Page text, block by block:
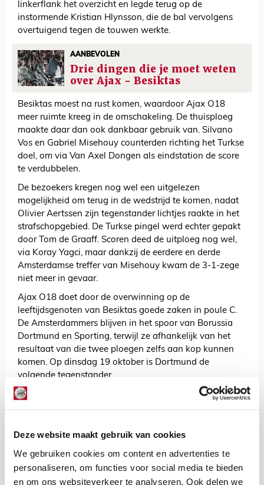
Deze website maakt gebruik van cookies
We gebruiken cookies om content en advertenties te
personaliseren, om functies voor social media te bieden
en om ons websiteverkeer te analyseren. Ook delen we
linkerflank het overzicht en legde terug op de
instormende Kristian Hlynsson, die de bal vervolgens
overtuigend tegen de touwen werkte.
AANBEVOLEN
Drie dingen die je moet weten
over Ajax - Besiktas
Besiktas moest na rust komen, waardoor Ajax O18
meer ruimte kreeg in de omschakeling. De thuisploeg
maakte daar dan ook dankbaar gebruik van. Silvano
Vos en Gabriel Misehouy counterden richting het Turkse
doel, om via Van Axel Dongen als eindstation de score
te verdubbelen.
De bezoekers kregen nog wel een uitgelezen
mogelijkheid om terug in de wedstrijd te komen, nadat
Olivier Aertssen zijn tegenstander lichtjes raakte in het
strafschopgebied. De Turkse pingel werd echter gepakt
door Tom de Graaff. Scoren deed de uitploeg nog wel,
via Koray Yagci, maar dankzij de eerdere en derde
Amsterdamse treffer van Misehouy kwam de 3-1-zege
niet meer in gevaar.
Ajax O18 doet door de overwinning op de
leeftijdsgenoten van Besiktas goede zaken in poule C.
De Amsterdammers blijven in het spoor van Borussia
Dortmund en Sporting, terwijl ze afhankelijk van het
resultaat van die twee ploegen zelfs aan kop kunnen
komen. Op dinsdag 19 oktober is Dortmund de
volgende tegenstander.
De Redactie